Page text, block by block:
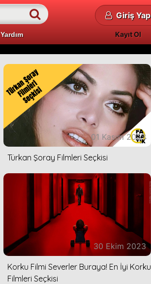
Yardım
Giriş Yap
Kayıt Ol
01 Kasım 2023
Türkan Şoray Filmleri Seçkisi
30 Ekim 2023
Korku Filmi Severler Buraya! En İyi Korku
Filmleri Seçkisi